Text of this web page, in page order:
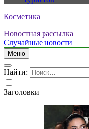
Косметика
Новостная рассылка
Случайные новости
Меню
Найти:
Заголовки